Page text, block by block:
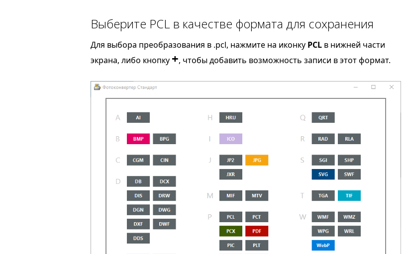
Выберите PCL в качестве формата для сохранения
Для выбора преобразования в .pcl, нажмите на иконку PCLв нижней части
экрана, либо кнопку +, чтобы добавить возможность записи в этот формат.